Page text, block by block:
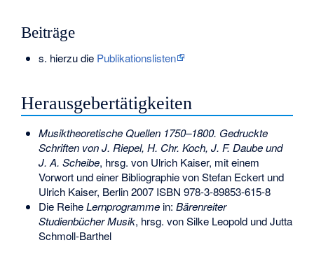
Beiträge
s. hierzu die Publikationslisten
Herausgebertätigkeiten
Musiktheoretische Quellen 1750–1800. Gedruckte
Schriften von J. Riepel, H. Chr. Koch, J. F. Daube und
J. A. Scheibe, hrsg. von Ulrich Kaiser, mit einem
Vorwort und einer Bibliographie von Stefan Eckert und
Ulrich Kaiser, Berlin 2007 ISBN 978-3-89853-615-8
Die ReiheLernprogrammein: Bärenreiter
Studienbücher Musik, hrsg. von Silke Leopold und Jutta
Schmoll-Barthel